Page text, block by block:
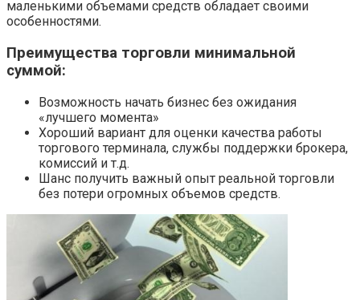
маленькими объемами средств обладает своими
особенностями.
Преимущества торговли минимальной
суммой:
Возможность начать бизнес без ожидания
«лучшего момента»
Хороший вариант для оценки качества работы
торгового терминала, службы поддержки брокера,
комиссий и т.д.
Шанс получить важный опыт реальной торговли
без потери огромных объемов средств.